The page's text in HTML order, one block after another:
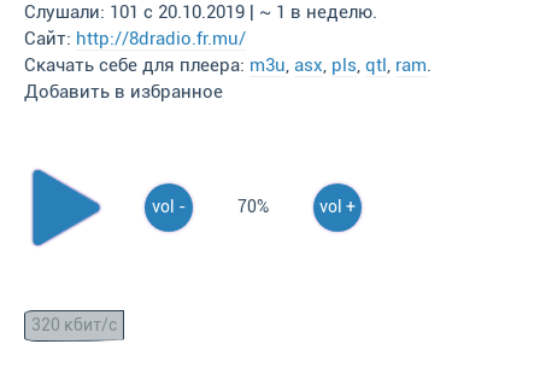
Слушали: 101 с 20.10.2019 | ~ 1 в неделю.
Сайт: http://8dradio.fr.mu/
Скачать себе для плеера: m3u, asx, pls, qtl, ram.
Добавить в избранное
vol - 70% vol +
320 кбит/с